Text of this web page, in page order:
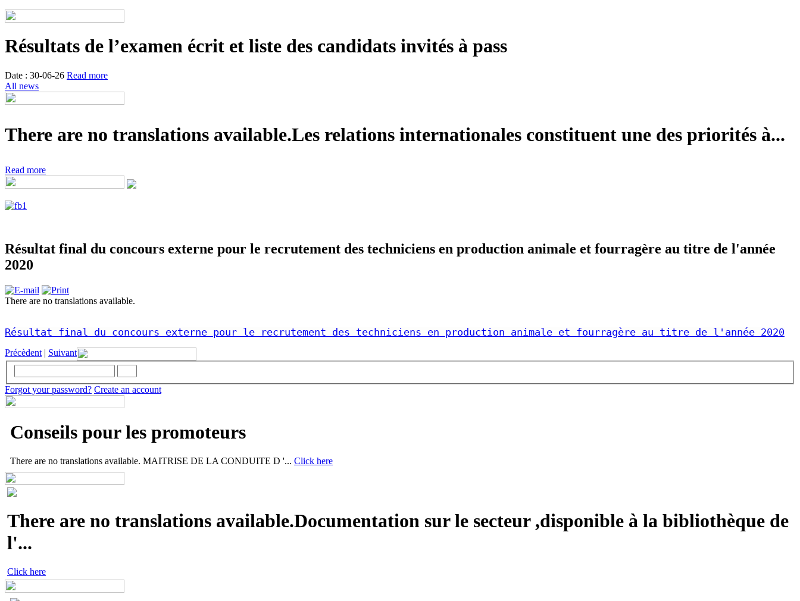
Résultats de l’examen écrit et liste des candidats invités à pass
Date : 30-06-26 Read more
All news
There are no translations available.Les relations internationales constituent une des priorités à...
Read more
Résultat final du concours externe pour le recrutement des techniciens en production animale et fourragère au titre de l'année
2020
There are no translations available.
Résultat final du concours externe pour le recrutement des techniciens en production animale et fourragère au titre de l'année 2020
Précèdent | Suivant
Forgot your password? Create an account
Conseils pour les promoteurs
There are no translations available. MAITRISE DE LA CONDUITE D '... Click here
There are no translations available.Documentation sur le secteur ,disponible à la bibliothèque de
l'...
Click here